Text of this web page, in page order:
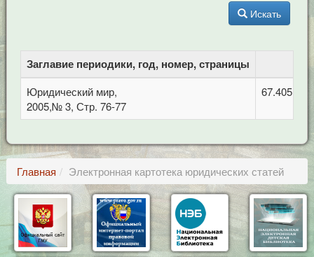
Искать
Заглавие периодики, год, номер, страницы
Юридический мир,
2005,№ 3, Стр. 76-77
67.405
Главная Электронная картотека юридических статей